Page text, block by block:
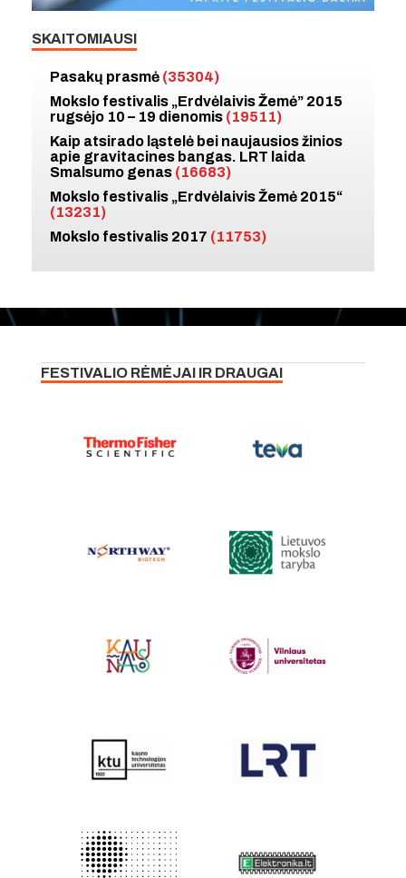
SKAITOMIAUSI
Pasakų prasmė (35304)
Mokslo festivalis „Erdvėlaivis Žemė” 2015
rugsėjo 10 – 19 dienomis (19511)
Kaip atsirado ląstelė bei naujausios žinios
apie gravitacines bangas. LRT laida
Smalsumo genas (16683)
Mokslo festivalis „Erdvėlaivis Žemė 2015“
(13231)
Mokslo festivalis 2017 (11753)
FESTIVALIO RĖMĖJAI IR DRAUGAI